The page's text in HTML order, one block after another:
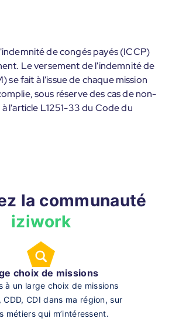
de congés payés (ICCP)
Le versement de l'indemnité de
se fait à l'issue de chaque mission
sous réserve des cas de non-
l'article L1251-33 du Code du
la communauté
iziwork
choix de missions
à un large choix de missions
CDD, CDI dans ma région, sur
métiers qui m’intéressent.